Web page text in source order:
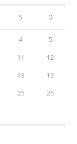
S D
4 5
11 12
18 19
25 26